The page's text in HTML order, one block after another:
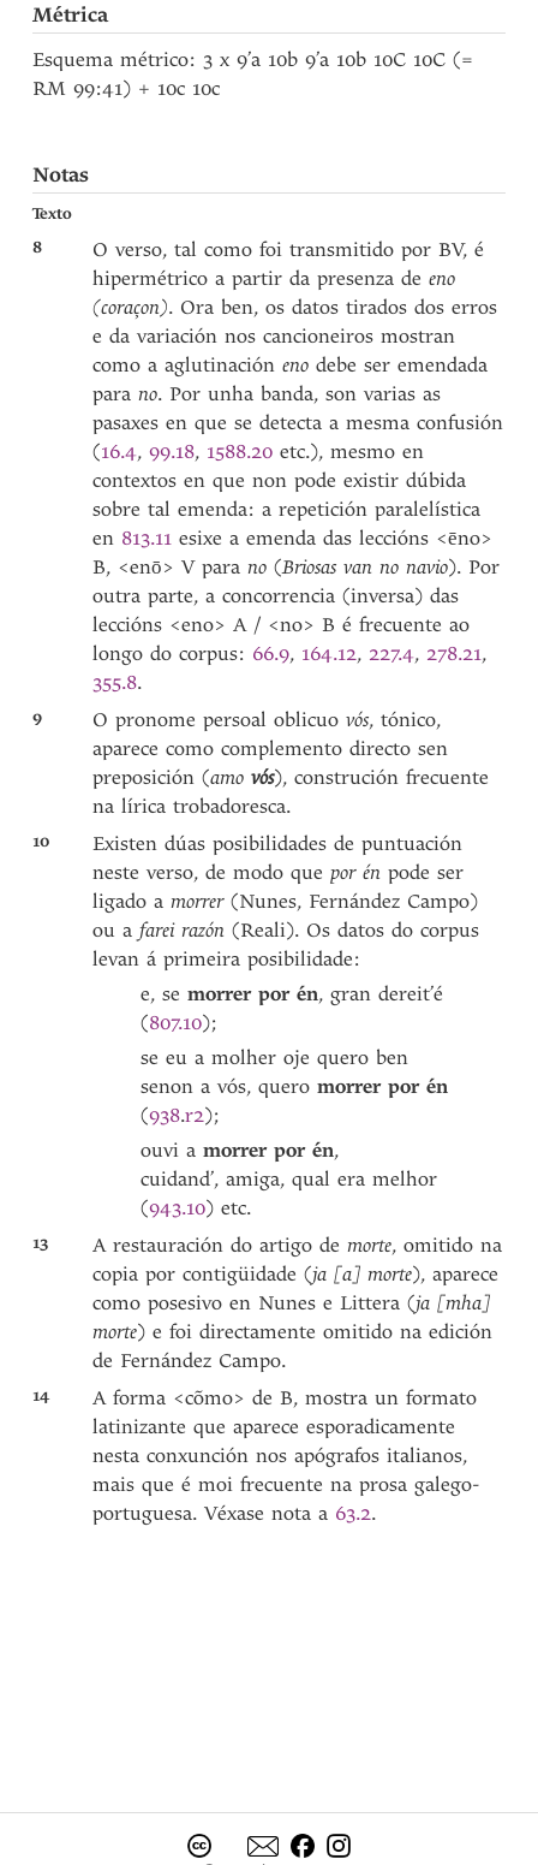
Métrica
Esquema métrico: 3 x 9’a 10b 9’a 10b 10C 10C (=
RM 99:41) + 10c 10c
Notas
Texto
8
O verso, tal como foi transmitido por BV, é
hipermétrico a partir da presenza deeno
(coraçon). Ora ben, os datos tirados dos erros
e da variación nos cancioneiros mostran
como a aglutinaciónenodebe ser emendada
parano. Por unha banda, son varias as
pasaxes en que se detecta a mesma confusión
(16.4,99.18, 1588.20 etc.), mesmo en
contextos en que non pode existir dúbida
sobre tal emenda: a repetición paralelística
en 813.11 esixe a emenda das leccións <ēno>
B, <enō> V parano (Briosas van no navio). Por
outra parte, a concorrencia (inversa) das
leccións <eno> A / <no> B é frecuente ao
longo do corpus: 66.9, 164.12, 227.4, 278.21,
355.8.
9 O pronome persoal oblicuovós, tónico,
aparece como complemento directo sen
preposición (amovós), construción frecuente
na lírica trobadoresca.
10
Existen dúas posibilidades de puntuación
neste verso, de modo quepor én pode ser
ligado amorrer(Nunes, Fernández Campo)
ou afarei razón (Reali). Os datos do corpus
levan á primeira posibilidade:
e, semorrer por én, gran dereit’é
(807.10);
se eu a molher oje quero ben
senon a vós, queromorrer por én
(938.r2);
ouvi amorrer por én,
cuidand’, amiga, qual era melhor
(943.10) etc.
13 A restauración do artigo demorte, omitido na
copia por contigüidade (ja [a] morte), aparece
como posesivo en Nunes e Littera (ja [mha]
morte) e foi directamente omitido na edición
de Fernández Campo.
14
A forma <cõmo> de B, mostra un formato
latinizante que aparece esporadicamente
nesta conxunción nos apógrafos italianos,
mais que é moi frecuente na prosa galego-
portuguesa. Véxase nota a 63.2.